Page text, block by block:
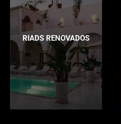
RIADS RENOVADOS